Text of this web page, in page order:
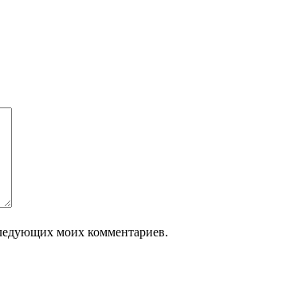
моих комментариев.